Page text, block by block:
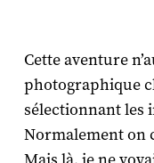
Cette aventure
photographique
sélectionnant les
Normalement on